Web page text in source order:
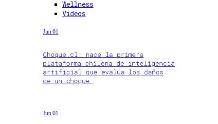
Wellness
Videos
Jun 01
Choque.cl: nace la primera
plataforma chilena de inteligencia
artificial que evalúa los daños
de un choque
Jun 01